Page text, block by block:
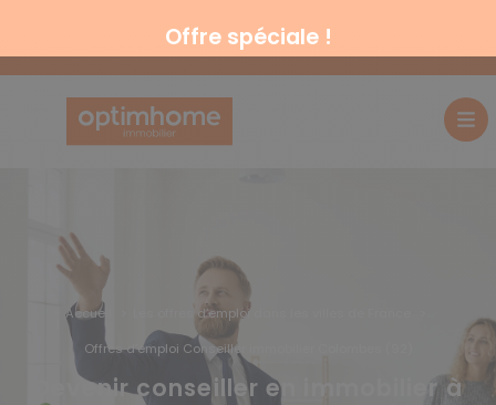
Offre spéciale !
Accueil
Les offres d’emploi dans les villes de France
Offres d’emploi Conseiller immobilier Colombes (92)
Devenir conseiller en immobilier à